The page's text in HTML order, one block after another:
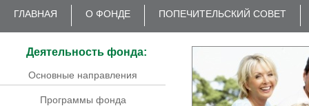
ГЛАВНАЯ О ФОНДЕ ПОПЕЧИТЕЛЬСКИЙ СОВЕТ
Деятельность фонда:
Основные направления
Программы фонда